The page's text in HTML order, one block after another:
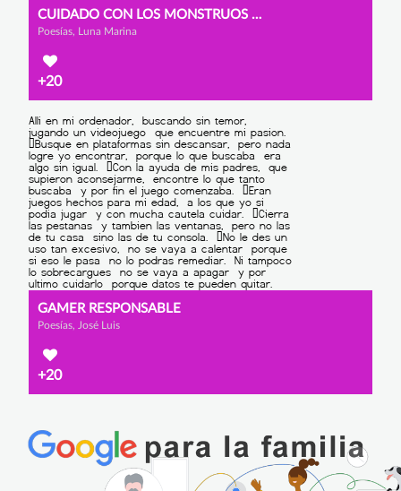
CUIDADO CON LOS MONSTRUOS DE INTERNET
Poesías, Luna Marina
+20
GAMER RESPONSABLE
Poesías, José Luis
+20